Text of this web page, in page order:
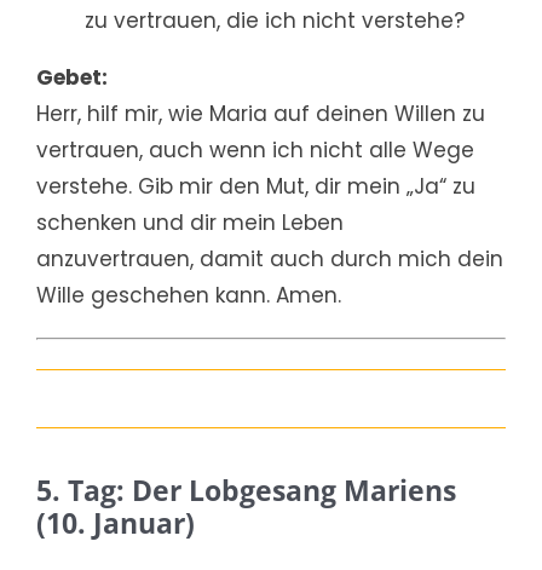
zu vertrauen, die ich nicht verstehe?
Gebet:
Herr, hilf mir, wie Maria auf deinen Willen zu
vertrauen, auch wenn ich nicht alle Wege
verstehe. Gib mir den Mut, dir mein „Ja“ zu
schenken und dir mein Leben
anzuvertrauen, damit auch durch mich dein
Wille geschehen kann. Amen.
5. Tag: Der Lobgesang Mariens
(10. Januar)